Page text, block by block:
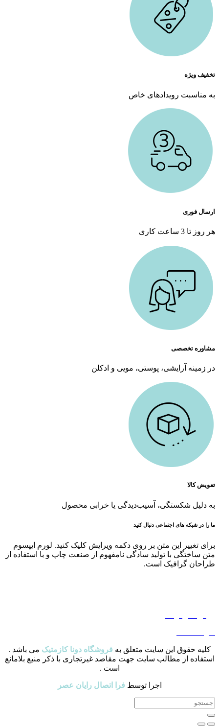
تخفیف ویژه
به مناسبت رویدادهای خاص
ارسال فوری
هر روز تا 3 ساعت کاری
مشاوره تخصصی
در زمینه آرایشی، پوستی، مویی و ادکلن
تعویض کالا
به دلیل شکستگی، آسیب‌دیدگی یا خرابی محصول
ما را در شبکه های اجتماعی دنبال کنید
برای تغییر این متن بر روی دکمه ویرایش کلیک کنید. لورم ایپسوم
متن ساختگی با تولید سادگی نامفهوم از صنعت چاپ و با استفاده از
طراحان گرافیک است.
کلیه حقوق این سایت متعلق به فروشگاه دونا کازمتیک می باشد .
استفاده از مطالب سایت جهت مقاصد غیرتجاری با ذکر منبع بلامانع
است .
اجرا توسط فرا اتصال رایان عصر